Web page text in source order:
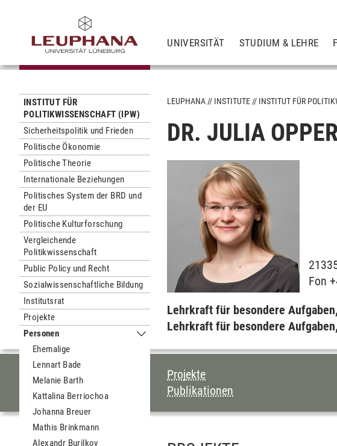
UNIVERSITÄT STUDIUM & LEHRE
INSTITUT FÜR
POLITIKWISSENSCHAFT (IPW)
Sicherheitspolitik und Frieden
Politische Ökonomie
Politische Theorie
Internationale Beziehungen
Politisches System der BRD und
der EU
Politische Kulturforschung
Vergleichende
Politikwissenschaft
Public Policy und Recht
Sozialwissenschaftliche Bildung
Institutsrat
Projekte
Personen
Untermenu Personen
Ehemalige
Lennart Bade
Melanie Barth
Kattalina Berriochoa
Johanna Breuer
Mathis Brinkmann
Alexandr Burilkov
LEUPHANA INSTITUTE INSTITUT FÜR
DR. JULIA
Fon
Lehrkraft für besondere
Lehrkraft für besondere Aufgaben,
INHALTSVERZEICHNIS
Projekte
Publikationen